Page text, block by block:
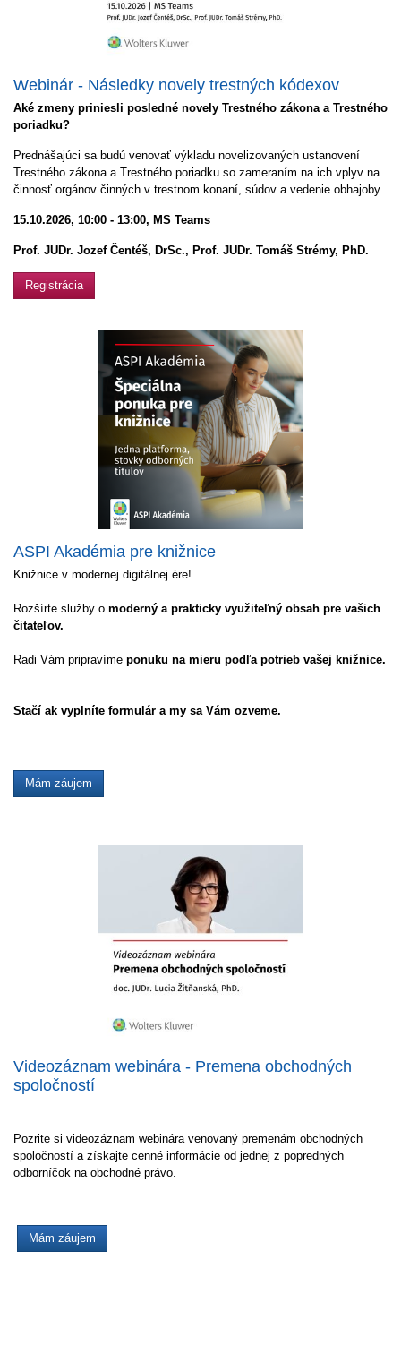
Webinár - Následky novely trestných kódexov
Aké zmeny priniesli posledné novely Trestného zákona a Trestného
poriadku?
Prednášajúci sa budú venovať výkladu novelizovaných ustanovení
Trestného zákona a Trestného poriadku so zameraním na ich vplyv na
činnosť orgánov činných v trestnom konaní, súdov a vedenie obhajoby.
15.10.2026, 10:00 - 13:00, MS Teams
Prof. JUDr. Jozef Čentéš, DrSc., Prof. JUDr. Tomáš Strémy, PhD.
Registrácia
ASPI Akadémia pre knižnice
Knižnice v modernej digitálnej ére!
Rozšírte služby o moderný a prakticky využiteľný obsah pre vašich
čitateľov.
Radi Vám pripravíme ponuku na mieru podľa potrieb vašej knižnice.
Stačí ak vyplníte formulár a my sa Vám ozveme.
Mám záujem
Videozáznam webinára - Premena obchodných
spoločností
Pozrite si videozáznam webinára venovaný premenám obchodných
spoločností a získajte cenné informácie od jednej z popredných
odborníčok na obchodné právo.
Mám záujem